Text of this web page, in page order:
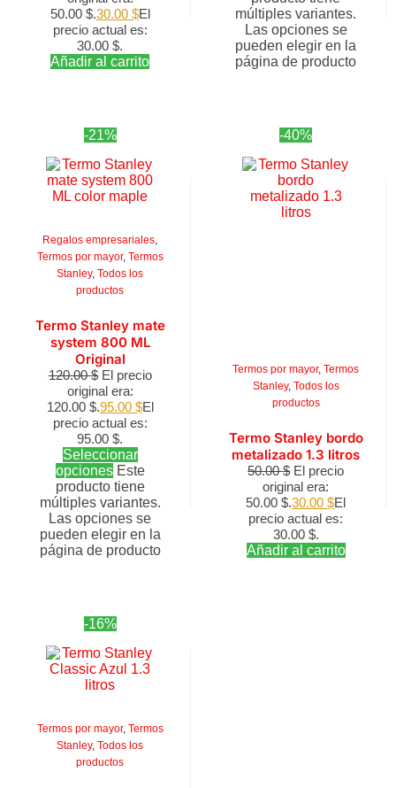
50.00 $.30.00 $El
precio actual es:
30.00 $.
Añadir al carrito
múltiples variantes.
Las opciones se
pueden elegir en la
página de producto
-21%
Regalos empresariales,
Termos por mayor, Termos
Stanley,Todos los
productos
Termo Stanley mate
system 800 ML
Original
120.00$ El precio
original era:
120.00 $.95.00 $El
precio actual es:
95.00 $.
Seleccionar
opciones Este
producto tiene
múltiples variantes.
Las opciones se
pueden elegir en la
página de producto
-40%
Termos por mayor,Termos
Stanley, Todos los
productos
Termo Stanley bordo
metalizado 1.3 litros
50.00$ El precio
original era:
50.00 $.30.00$El
precio actual es:
30.00 $.
Añadir al carrito
-16%
Termos por mayor, Termos
Stanley,Todos los
productos